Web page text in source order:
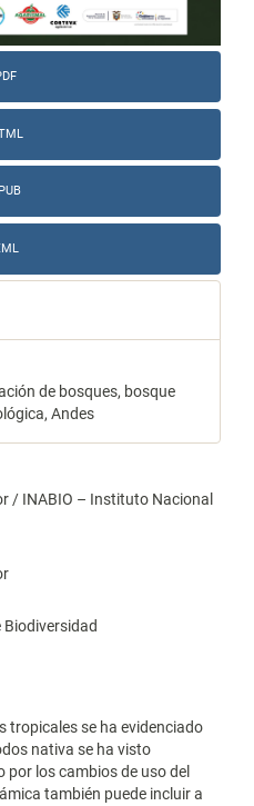
de bosques, bosque
Andes
/ INABIO – Instituto Nacional
tropicales se ha evidenciado
nativa se ha visto
los cambios de uso del
también puede incluir a